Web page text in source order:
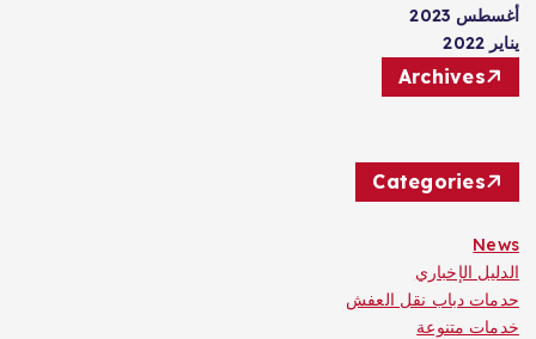
أغسطس 2023
يناير 2022
Archives
Categories
News
الدليل الإخباري
حدمات دباب نقل العفش
خدمات متنوعة